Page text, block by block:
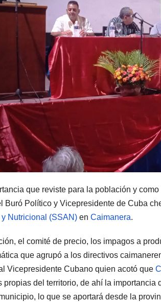
que reviste para la población y
Buró Político y Vicepresidente de Cuba
Nutricional (SSAN) en Caimanera.
el comité de precio, los impagos a
que agrupó a los directivos
Vicepresidente Cubano quien acotó que
propias del territorio, de ahí la
lo que se aportará desde la